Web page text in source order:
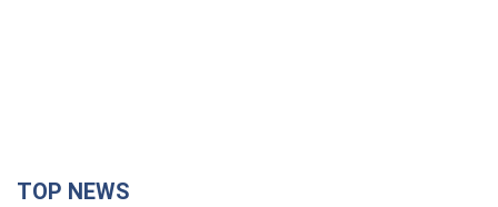
TOP NEWS